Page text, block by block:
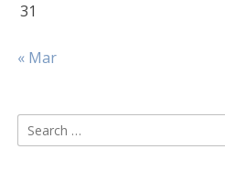
31
« Mar
Search
for: